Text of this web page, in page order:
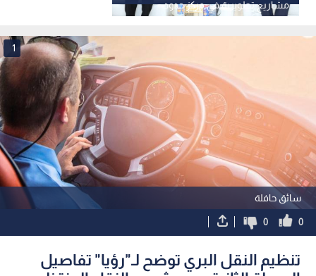
مشاريع تطويرية في مركز حدود
الكرامة - فيديو
سائق حافلة
1
0
0
تنظيم النقل البري توضح لـ"رؤيا" تفاصيل